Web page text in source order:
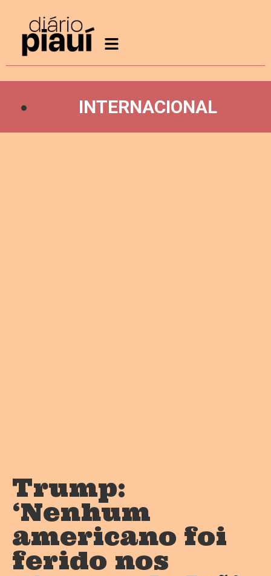
INTERNACIONAL
Trump:
‘Nenhum
americano foi
ferido nos